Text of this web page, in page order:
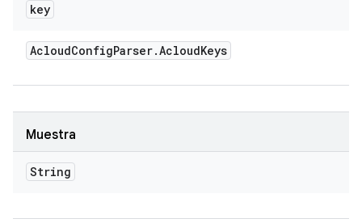
key
AcloudConfigParser.AcloudKeys
Muestra
String